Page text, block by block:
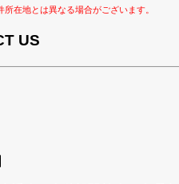
在地とは異なる場合がございます。
US